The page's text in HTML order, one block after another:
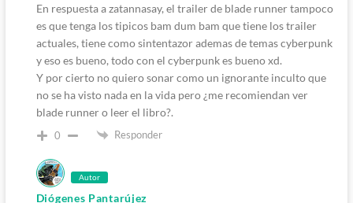
En respuesta a zatannasay, el trailer de blade runner tampoco
es que tenga los tipicos bam dum bam que tiene los trailer
actuales, tiene como sintentazor ademas de temas cyberpunk
y eso es bueno, todo con el cyberpunk es bueno xd.
Y por cierto no quiero sonar como un ignorante inculto que
no se ha visto nada en la vida pero ¿me recomiendan ver
blade runner o leer el libro?.
0 Responder
Autor
Diógenes Pantarújez